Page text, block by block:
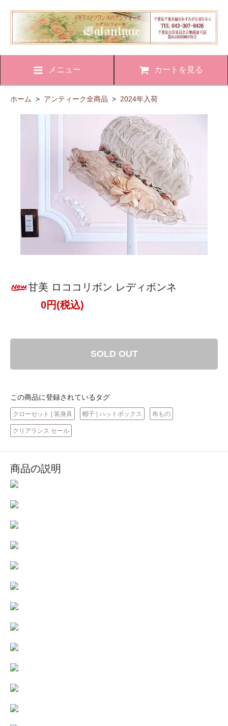
メニュー カートを見る
ホーム > アンティーク全商品 > 2024年入荷
甘美 ロココリボン レディボンネ
0円(税込)
SOLD OUT
この商品に登録されているタグ
クローゼット | 装身具 帽子 | ハットボックス 布もの
クリアランス セール
商品の説明